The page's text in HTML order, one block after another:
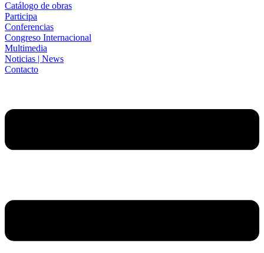
Catálogo de obras
Participa
Conferencias
Congreso Internacional
Multimedia
Noticias | News
Contacto